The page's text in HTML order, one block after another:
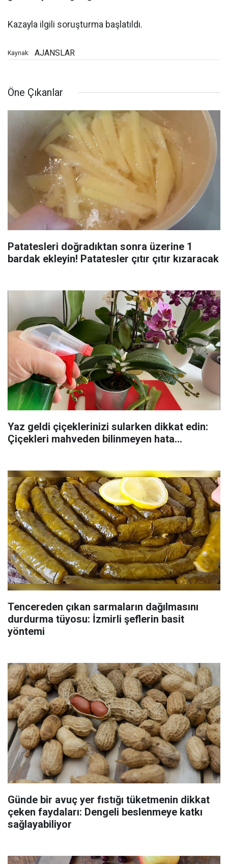
Kazayla ilgili soruşturma başlatıldı.
Kaynak: AJANSLAR
Öne Çıkanlar
Patatesleri doğradıktan sonra üzerine 1
bardak ekleyin! Patatesler çıtır çıtır kızaracak
Yaz geldi çiçeklerinizi sularken dikkat edin:
Çiçekleri mahveden bilinmeyen hata...
Tencereden çıkan sarmaların dağılmasını
durdurma tüyosu: İzmirli şeflerin basit
yöntemi
Günde bir avuç yer fıstığı tüketmenin dikkat
çeken faydaları: Dengeli beslenmeye katkı
sağlayabiliyor